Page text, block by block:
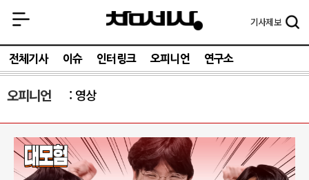
기사제보
전체기사 이슈 인터링크 오피니언 연구소
오피니언 영상